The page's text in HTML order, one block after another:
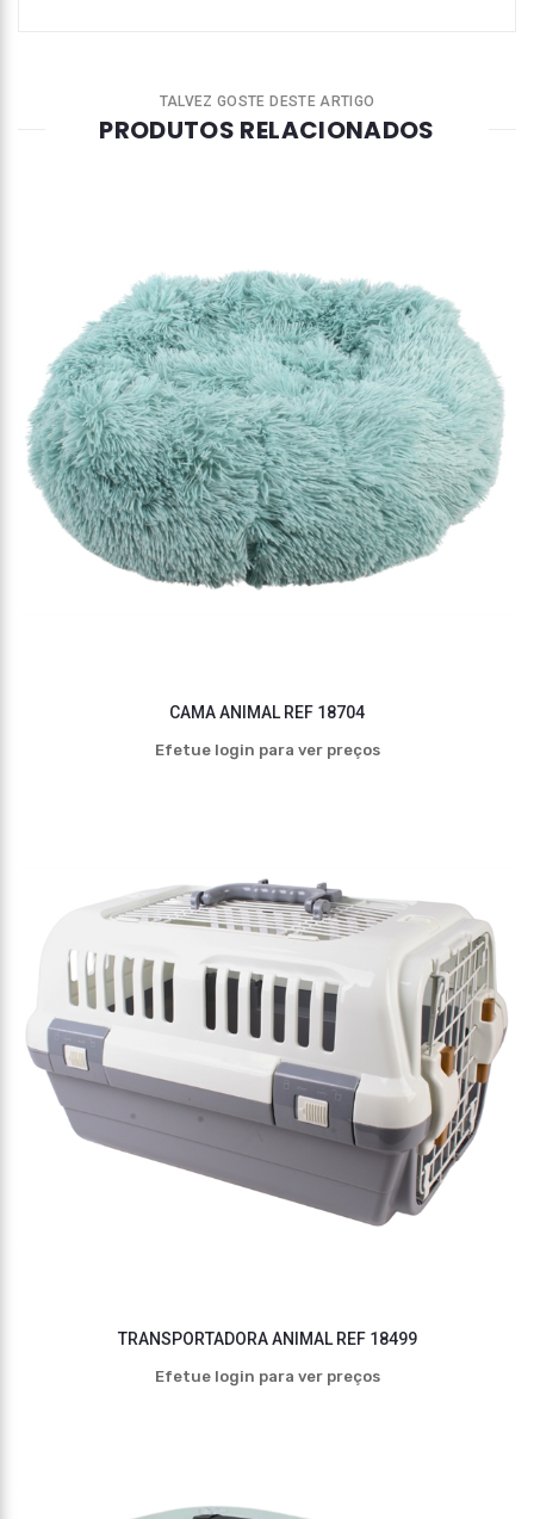
TALVEZ GOSTE DESTE ARTIGO
PRODUTOS RELACIONADOS
CAMA ANIMAL REF 18704
Efetue login para ver preços
TRANSPORTADORA ANIMAL REF 18499
Efetue login para ver preços